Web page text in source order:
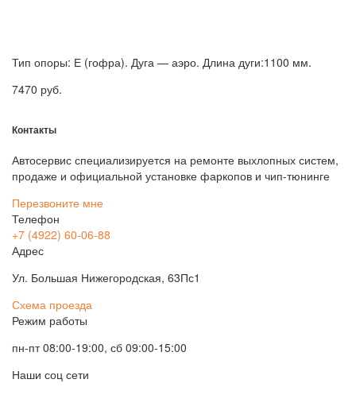
Тип опоры: Е (гофра). Дуга — аэро. Длина дуги:1100 мм.
7470 руб.
Контакты
Автосервис специализируется на ремонте выхлопных систем,
продаже и официальной установке фаркопов и чип-тюнинге
Перезвоните мне
Телефон
+7 (4922) 60-06-88
Адрес
Ул. Большая Нижегородская, 63Пс1
Схема проезда
Режим работы
пн-пт 08:00-19:00, сб 09:00-15:00
Наши соц сети